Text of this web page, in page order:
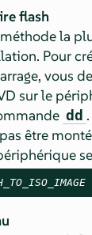
flash
la
Pour
vous
sur le
dd
être